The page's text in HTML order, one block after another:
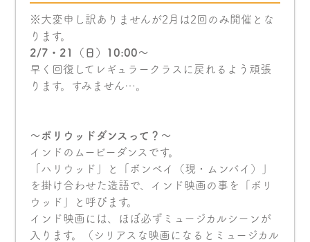
※大変申し訳ありませんが2月は2回のみ開催とな
ります。
2/7・21（日）10:00〜
早く回復してレギュラークラスに戻れるよう頑張
ります。すみません…。
〜ボリウッドダンスって？〜
インドのムービーダンスです。
「ハリウッド」と「ボンベイ（現・ムンバイ）」
を掛け合わせた造語で、インド映画の事を「ボリ
ウッド」と呼びます。
インド映画には、ほぼ必ずミュージカルシーンが
入ります。（シリアスな映画になるとミュージカル